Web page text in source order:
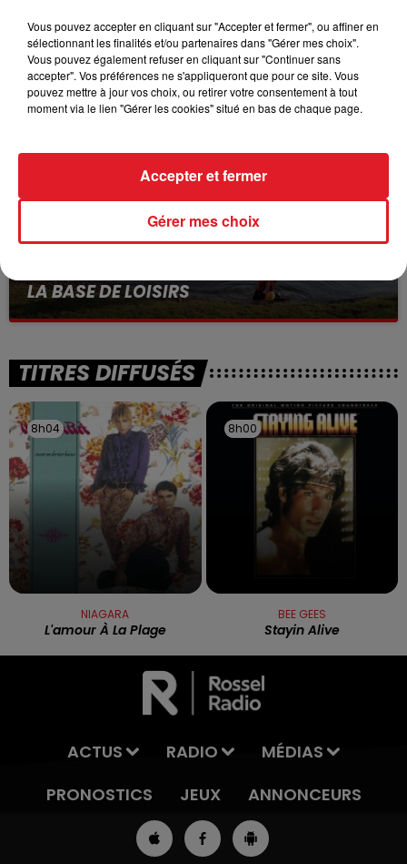
15 juillet 2026
BÉTHUNE: ENQUÊTE POUR HOMICIDE
VOLONTAIRE EN COURS, APRÈS LA...
Selon les premiers éléments, le logement servait
à des prostituées
LA BASE DE LOISIRS
La victime a coulé à pic
TITRES DIFFUSÉS
8h04
8h04
NIAGARA
L'amour À La Plage
8h00
8h00
BEE GEES
Stayin Alive
ACTUS RADIO
MÉDIAS
PRONOSTICS
JEUX ANNONCEURS
Vous pouvez accepter en cliquant sur "Accepter et fermer", ou affiner en
sélectionnant les finalités et/ou partenaires dans "Gérer mes choix".
Vous pouvez également refuser en cliquant sur "Continuer sans
accepter". Vos préférences ne s'appliqueront que pour ce site. Vous
pouvez mettre à jour vos choix, ou retirer votre consentement à tout
moment via le lien "Gérer les cookies" situé en bas de chaque page.
Gérer mes choix
Accepter et fermer